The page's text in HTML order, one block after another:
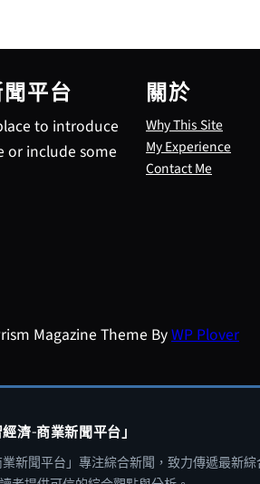
平台
to introduce
or include some
關於
Why This Site
My Experience
Contact Me
Magazine Theme ByWP Plover
濟-商業新聞平台」
業新聞平台」專注綜合新聞，致力傳遞最新